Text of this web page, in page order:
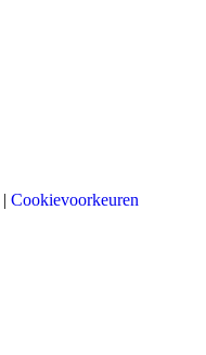
| Cookievoorkeuren